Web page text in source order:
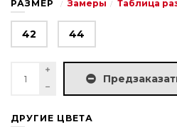
РАЗМЕР Замеры Таблица
42 44
ДРУГИЕ ЦВЕТА